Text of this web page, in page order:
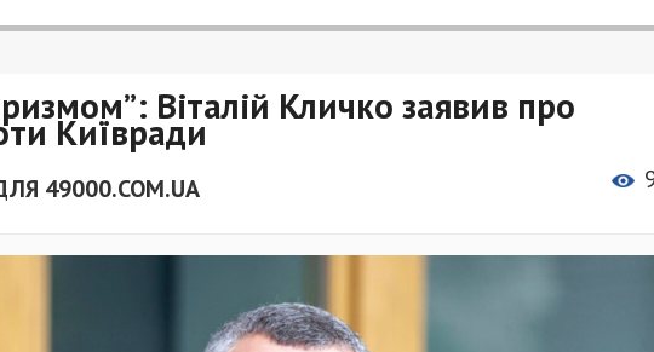
Віталій Кличко заявив про
Київради
49000.COM.UA